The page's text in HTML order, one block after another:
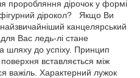
проробляння дірочок у формі
дірокол? Якщо Ви
канцелярський
Вас ледь-лі стане
до успіху. Принцип
вставляється між
важіль. Характерний лужок